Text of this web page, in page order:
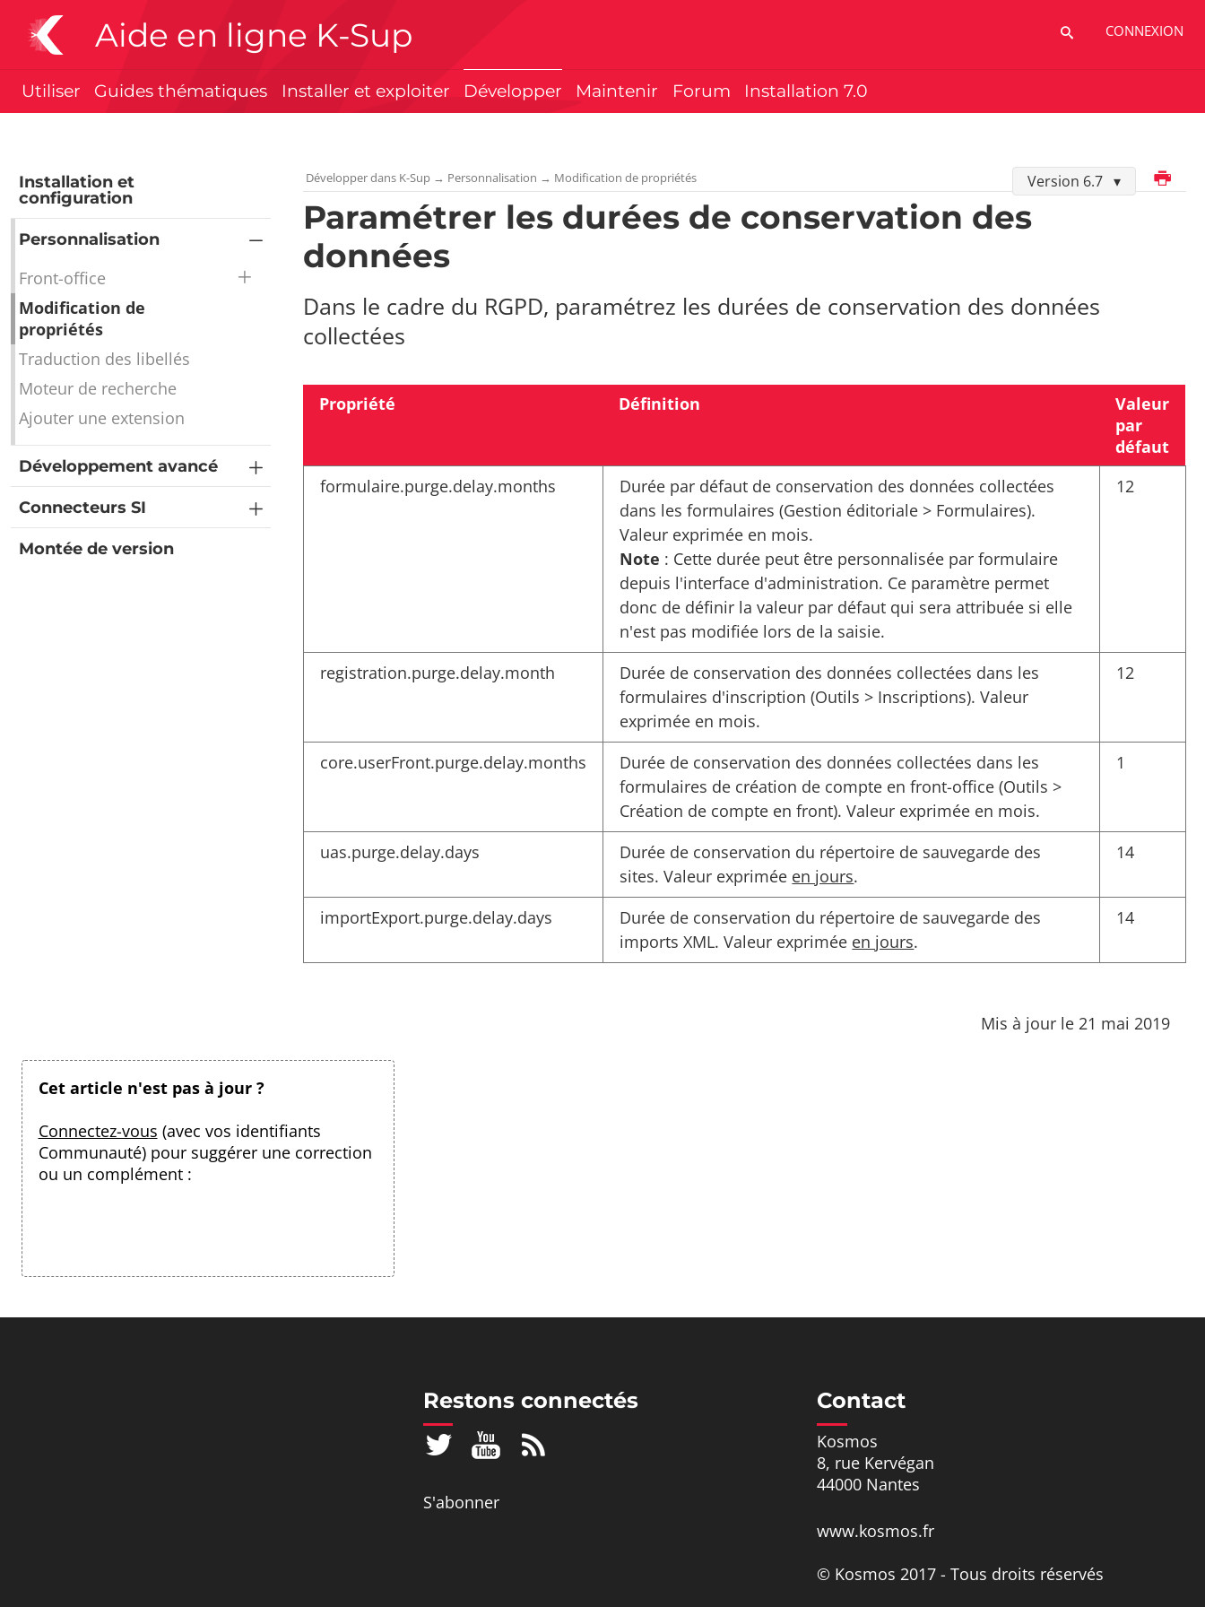
Aide en ligne K-Sup CONNEXION
Utiliser Guides thématiques Installer et exploiter Développer Maintenir Forum Installation 7.0
Installation et
configuration
Personnalisation
Front-office
Modification de
propriétés
Traduction des libellés
Moteur de recherche
Ajouter une extension
Développement avancé
Connecteurs SI
Montée de version
Version 6.7Imprimer
Développer dans K-Sup → Personnalisation → Modification de propriétés
Paramétrer les durées de conservation des
données
Dans le cadre du RGPD, paramétrez les durées de conservation des données
collectées
Propriété Définition
Valeur
par
défaut
formulaire.purge.delay.months
Durée par défaut de conservation des données collectées
dans les formulaires (Gestion éditoriale > Formulaires).
Valeur exprimée en mois.
Note : Cette durée peut être personnalisée par formulaire
depuis l'interface d'administration. Ce paramètre permet
donc de définir la valeur par défaut qui sera attribuée si elle
n'est pas modifiée lors de la saisie.
12
registration.purge.delay.month
Durée de conservation des données collectées dans les
formulaires d'inscription (Outils > Inscriptions). Valeur
exprimée en mois.
12
core.userFront.purge.delay.months
Durée de conservation des données collectées dans les
formulaires de création de compte en front-office (Outils >
Création de compte en front). Valeur exprimée en mois.
1
uas.purge.delay.days
Durée de conservation du répertoire de sauvegarde des
sites. Valeur exprimée en jours.
14
importExport.purge.delay.days
Durée de conservation du répertoire de sauvegarde des
imports XML. Valeur exprimée en jours.
14
Mis à jour le 21 mai 2019
Cet article n'est pas à jour ?
Connectez-vous (avec vos identifiants
Communauté) pour suggérer une correction
ou un complément :
Restons connectés
S'abonner
Contact
Kosmos
8, rue Kervégan
44000 Nantes
www.kosmos.fr
© Kosmos 2017 - Tous droits réservés